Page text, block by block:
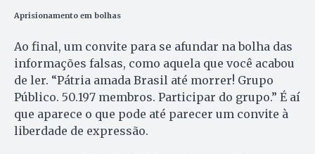
Aprisionamento em bolhas
Ao final, um convite para se afundar na bolha das
informações falsas, como aquela que você acabou
de ler. “Pátria amada Brasil até morrer! Grupo
Público. 50.197 membros. Participar do grupo.” É aí
que aparece o que pode até parecer um convite à
liberdade de expressão.